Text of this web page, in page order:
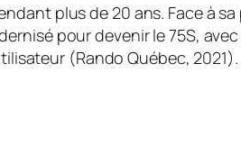
plus de 20 ans. Face à
pour devenir le 75S,
(Rando Québec, 2021).